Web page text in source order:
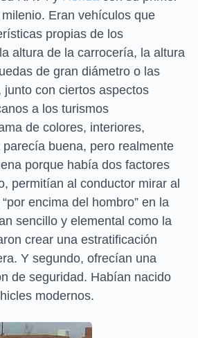
Eran vehículos que
propias de los
altura de la carrocería, la altura
de gran diámetro o las
junto con ciertos aspectos
a los turismos
de colores, interiores,
buena, pero realmente
porque había dos factores
permitían al conductor mirar al
encima del hombro” en la
sencillo y elemental como la
crear una estratificación
Y segundo, ofrecían una
de seguridad. Habían nacido
modernos.